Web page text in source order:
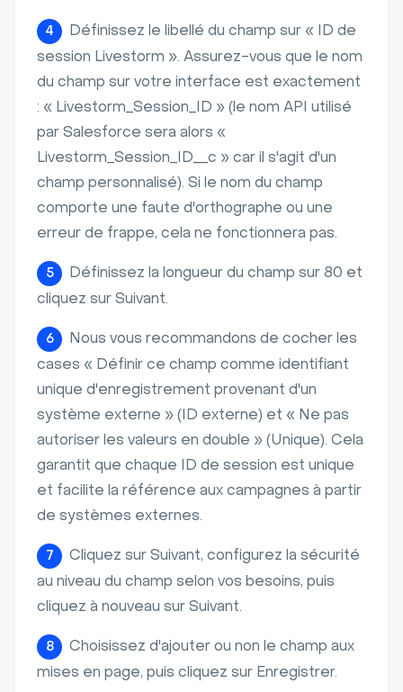
4
Définissez le libellé du champ sur « ID de
session Livestorm ». Assurez-vous que le nom
du champ sur votre interface est exactement
: « Livestorm_Session_ID » (le nom API utilisé
par Salesforce sera alors «
Livestorm_Session_ID__c » car il s'agit d'un
champ personnalisé). Si le nom du champ
comporte une faute d'orthographe ou une
erreur de frappe, cela ne fonctionnera pas.
5
Définissez la longueur du champ sur 80 et
cliquez sur Suivant.
6
Nous vous recommandons de cocher les
cases « Définir ce champ comme identifiant
unique d'enregistrement provenant d'un
système externe » (ID externe) et « Ne pas
autoriser les valeurs en double » (Unique). Cela
garantit que chaque ID de session est unique
et facilite la référence aux campagnes à partir
de systèmes externes.
7
Cliquez sur Suivant, configurez la sécurité
au niveau du champ selon vos besoins, puis
cliquez à nouveau sur Suivant.
8
Choisissez d'ajouter ou non le champ aux
mises en page, puis cliquez sur Enregistrer.